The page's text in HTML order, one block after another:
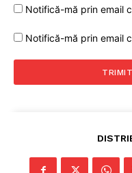
Notifică-mă prin email
Notifică-mă prin email